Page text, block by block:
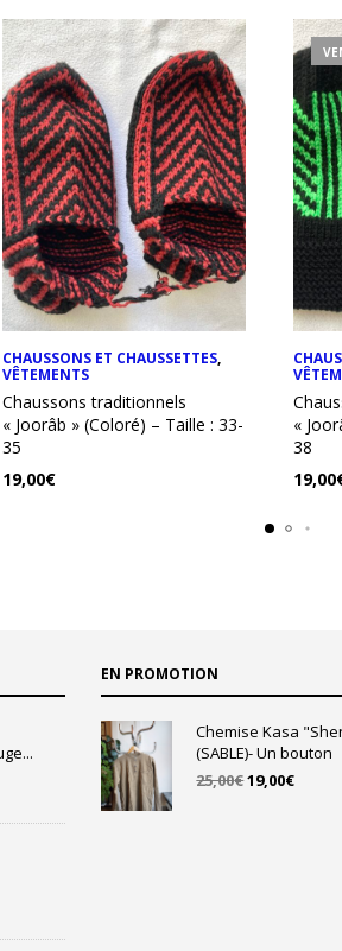
CHAUSSONS ET CHAUSSETTES,
VÊTEMENTS
Chaussons traditionnels
« Joorâb » (Coloré) – Taille : 33-
35
19,00€
«
38
19,00
EN PROMOTION
Chemise Kasa
(SABLE)- Un bouton
25,00€Le
19,00€Le